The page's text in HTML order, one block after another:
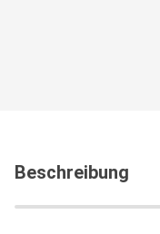
Beschreibung